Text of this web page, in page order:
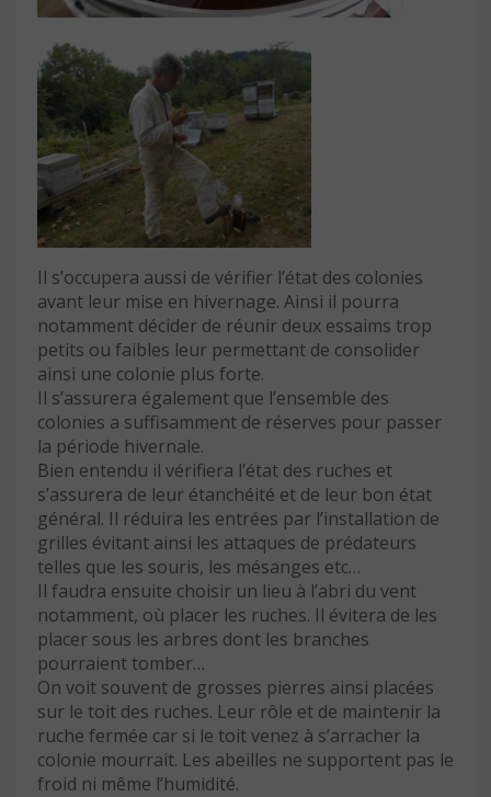
Il s’occupera aussi de vérifier l’état des colonies
avant leur mise en hivernage. Ainsi il pourra
notamment décider de réunir deux essaims trop
petits ou faibles leur permettant de consolider
ainsi une colonie plus forte.
Il s’assurera également que l’ensemble des
colonies a suffisamment de réserves pour passer
la période hivernale.
Bien entendu il vérifiera l’état des ruches et
s’assurera de leur étanchéité et de leur bon état
général. Il réduira les entrées par l’installation de
grilles évitant ainsi les attaques de prédateurs
telles que les souris, les mésanges etc…
Il faudra ensuite choisir un lieu à l’abri du vent
notamment, où placer les ruches. Il évitera de les
placer sous les arbres dont les branches
pourraient tomber…
On voit souvent de grosses pierres ainsi placées
sur le toit des ruches. Leur rôle et de maintenir la
ruche fermée car si le toit venez à s’arracher la
colonie mourrait. Les abeilles ne supportent pas le
froid ni même l’humidité.